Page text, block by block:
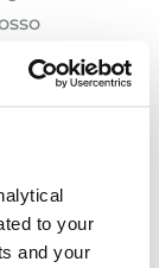
to your
and your
às